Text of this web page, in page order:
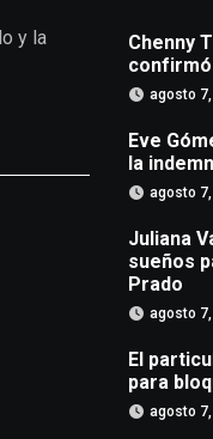
y la
Chenny
agosto
Eve
la
agosto
Juliana
sueños
Prado
agosto
El
para
agosto